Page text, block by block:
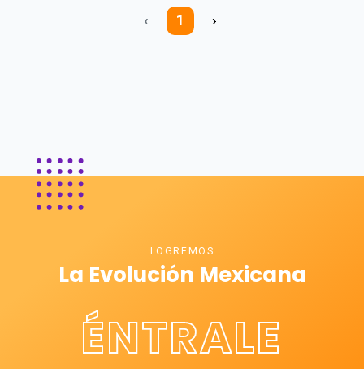
‹ 1 ›
LOGREMOS
La Evolución Mexicana
ÉNTRALE